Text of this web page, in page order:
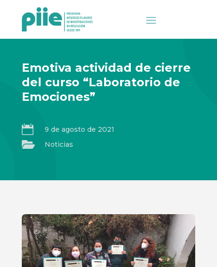
Emotiva actividad de cierre
del curso “Laboratorio de
Emociones”
 9 de agosto de 2021
 Noticias